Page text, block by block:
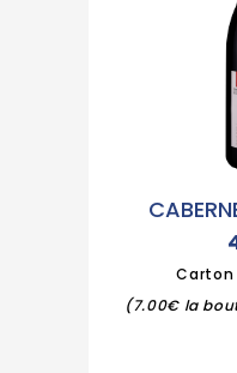
Carton
(7.00€ la